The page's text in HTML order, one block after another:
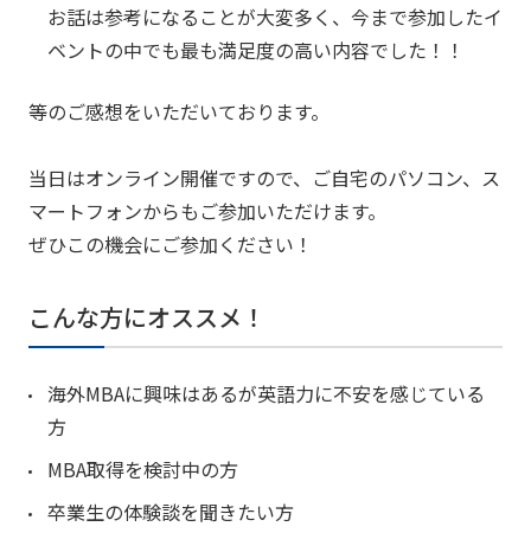
お話は参考になることが大変多く、今まで参加したイ
ベントの中でも最も満足度の高い内容でした！！
等のご感想をいただいております。
当日はオンライン開催ですので、ご自宅のパソコン、ス
マートフォンからもご参加いただけます。
ぜひこの機会にご参加ください！
こんな方にオススメ！
海外MBAに興味はあるが英語力に不安を感じている
方
MBA取得を検討中の方
卒業生の体験談を聞きたい方